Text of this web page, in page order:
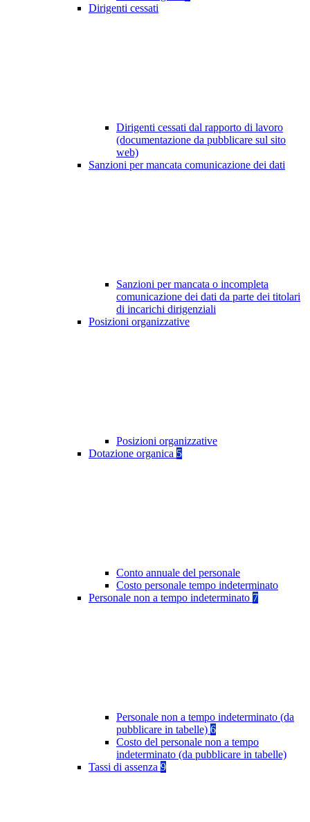
Dirigenti cessati
Dirigenti cessati dal rapporto di lavoro
(documentazione da pubblicare sul sito
web)
Sanzioni per mancata comunicazione dei dati
Sanzioni per mancata o incompleta
comunicazione dei dati da parte dei titolari
di incarichi dirigenziali
Posizioni organizzative
Posizioni organizzative
Dotazione organica 5
Conto annuale del personale
Costo personale tempo indeterminato
Personale non a tempo indeterminato 7
Personale non a tempo indeterminato (da
pubblicare in tabelle) 6
Costo del personale non a tempo
indeterminato (da pubblicare in tabelle)
Tassi di assenza 9